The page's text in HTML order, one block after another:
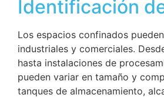
Identificación
Los espacios confinados
industriales y comerciales.
hasta instalaciones de
pueden variar en tamaño y
tanques de almacenamiento,